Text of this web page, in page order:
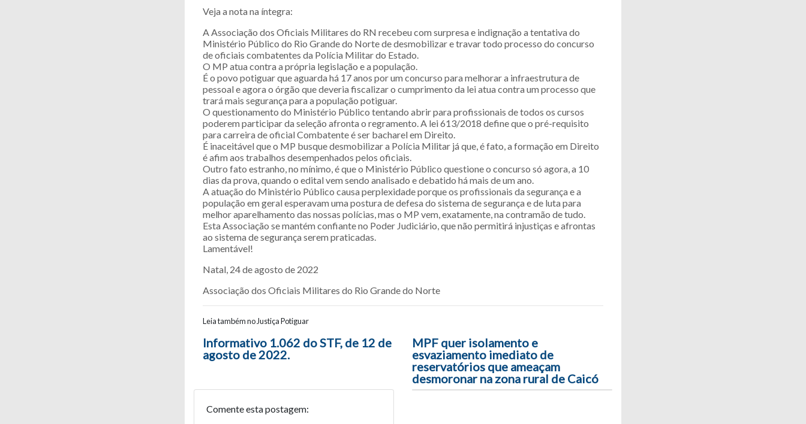
Veja a nota na íntegra:
A Associação dos Oficiais Militares do RN recebeu com surpresa e indignação a tentativa do
Ministério Público do Rio Grande do Norte de desmobilizar e travar todo processo do concurso
de oficiais combatentes da Polícia Militar do Estado.
O MP atua contra a própria legislação e a população.
É o povo potiguar que aguarda há 17 anos por um concurso para melhorar a infraestrutura de
pessoal e agora o órgão que deveria fiscalizar o cumprimento da lei atua contra um processo que
trará mais segurança para a população potiguar.
O questionamento do Ministério Público tentando abrir para profissionais de todos os cursos
poderem participar da seleção afronta o regramento. A lei 613/2018 define que o pré-requisito
para carreira de oficial Combatente é ser bacharel em Direito.
É inaceitável que o MP busque desmobilizar a Polícia Militar já que, é fato, a formação em Direito
é afim aos trabalhos desempenhados pelos oficiais.
Outro fato estranho, no mínimo, é que o Ministério Público questione o concurso só agora, a 10
dias da prova, quando o edital vem sendo analisado e debatido há mais de um ano.
A atuação do Ministério Público causa perplexidade porque os profissionais da segurança e a
população em geral esperavam uma postura de defesa do sistema de segurança e de luta para
melhor aparelhamento das nossas polícias, mas o MP vem, exatamente, na contramão de tudo.
Esta Associação se mantém confiante no Poder Judiciário, que não permitirá injustiças e afrontas
ao sistema de segurança serem praticadas.
Lamentável!
Natal, 24 de agosto de 2022
Associação dos Oficiais Militares do Rio Grande do Norte
Leia também no Justiça Potiguar
Navegação entre posts
Informativo 1.062 do STF, de 12 de
agosto de 2022.
MPF quer isolamento e
esvaziamento imediato de
reservatórios que ameaçam
desmoronar na zona rural de Caicó
Comente esta postagem: